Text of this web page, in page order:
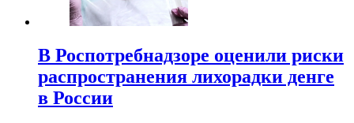
В Роспотребнадзоре оценили риски
распространения лихорадки денге
в России